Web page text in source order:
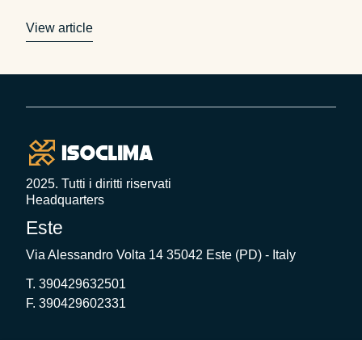
sistema composito stratificato che combina materiali
View article
2025. Tutti i diritti riservati
Headquarters
Este
Via Alessandro Volta 14 35042 Este (PD) - Italy
T. 390429632501
F. 390429602331